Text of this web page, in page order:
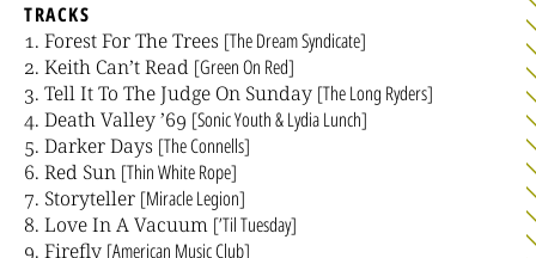
TRACKS
Forest For The Trees [The Dream Syndicate]
Keith Can’t Read [Green On Red]
Tell It To The Judge On Sunday [The Long Ryders]
Death Valley ’69 [Sonic Youth & Lydia Lunch]
Darker Days [The Connells]
Red Sun [Thin White Rope]
Storyteller [Miracle Legion]
Love In A Vacuum [’Til Tuesday]
Firefly [American Music Club]